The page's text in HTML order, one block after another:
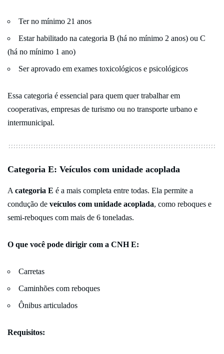
Ter no mínimo 21 anos
Estar habilitado na categoria B (há no mínimo 2 anos) ou C
(há no mínimo 1 ano)
Ser aprovado em exames toxicológicos e psicológicos
Essa categoria é essencial para quem quer trabalhar em
cooperativas, empresas de turismo ou no transporte urbano e
intermunicipal.
Categoria E: Veículos com unidade acoplada
Acategoria E é a mais completa entre todas. Ela permite a
condução de veículos com unidade acoplada, como reboques e
semi-reboques com mais de 6 toneladas.
O que você pode dirigir com a CNH E:
Carretas
Caminhões com reboques
Ônibus articulados
Requisitos: